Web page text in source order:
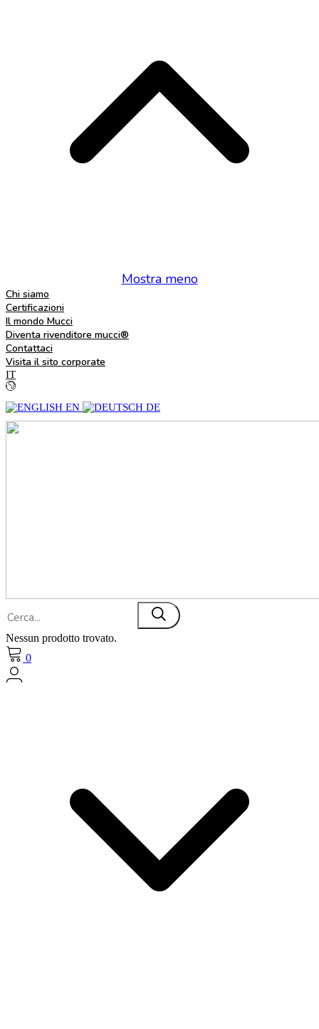
Mostra meno
Chi siamo
Certificazioni
Il mondo Mucci
Diventa rivenditore mucci®
Contattaci
Visita il sito corporate
IT
EN DE
Nessun prodotto trovato.
0